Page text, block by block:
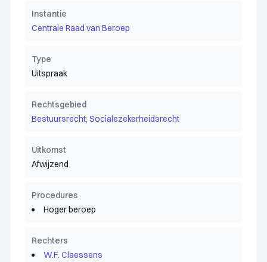
Instantie
Centrale Raad van Beroep
Type
Uitspraak
Rechtsgebied
Bestuursrecht; Socialezekerheidsrecht
Uitkomst
Afwijzend
Procedures
Hoger beroep
Rechters
W.F. Claessens